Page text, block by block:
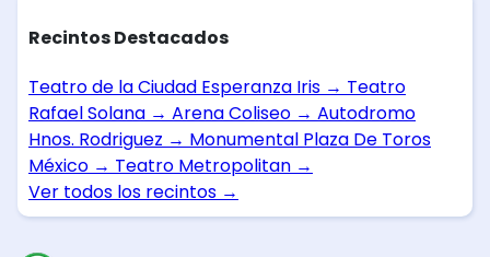
Recintos Destacados
Teatro de la Ciudad Esperanza Iris → Teatro
Rafael Solana → Arena Coliseo → Autodromo
Hnos. Rodriguez → Monumental Plaza De Toros
México → Teatro Metropolitan →
Ver todos los recintos →